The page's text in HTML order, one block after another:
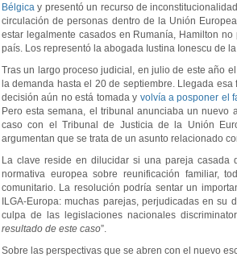
Bélgica y presentó un recurso de
circulación de personas dentro de la Unión
estar legalmente casados en Rumanía, Hamilton
país. Los representó la abogada Iustina Ionescu de
Tras un largo proceso judicial, en julio de este año
la demanda hasta el 20 de septiembre. Llegada
decisión aún no está tomada y volvía a posponer el
Pero esta semana, el tribunal anunciaba un nuevo
caso con el Tribunal de Justicia de la Unión
argumentan que se trata de un asunto relacionado
La clave reside en dilucidar si una pareja
normativa europea sobre reunificación familiar,
comunitario. La resolución podría sentar un
ILGA-Europa: muchas parejas, perjudicadas en
culpa de las legislaciones nacionales
resultado de este caso”.
Sobre las perspectivas que se abren con el nuevo